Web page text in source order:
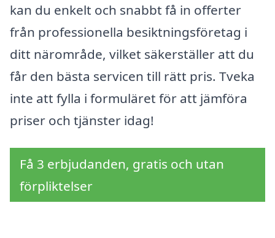
kan du enkelt och snabbt få in offerter
från professionella besiktningsföretag i
ditt närområde, vilket säkerställer att du
får den bästa servicen till rätt pris. Tveka
inte att fylla i formuläret för att jämföra
priser och tjänster idag!
Få 3 erbjudanden, gratis och utan
förpliktelser